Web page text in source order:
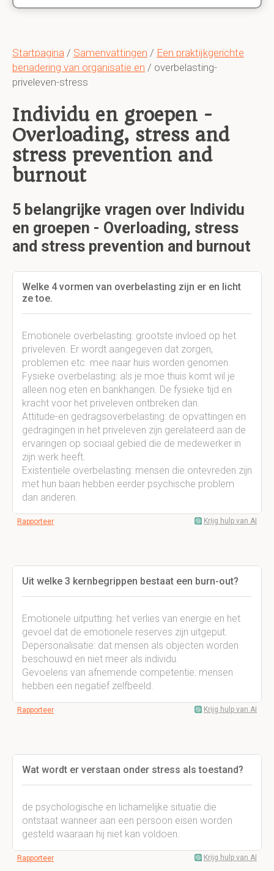
Startpagina / Samenvattingen / Een praktijkgerichte
benadering van organisatie en / overbelasting-
priveleven-stress
Individu en groepen -
Overloading, stress and
stress prevention and
burnout
5 belangrijke vragen over Individu
en groepen - Overloading, stress
and stress prevention and burnout
Welke 4 vormen van overbelasting zijn er en licht
ze toe.
Emotionele overbelasting: grootste invloed op het
priveleven. Er wordt aangegeven dat zorgen,
problemen etc. mee naar huis worden genomen.
Fysieke overbelasting: als je moe thuis komt wil je
alleen nog eten en bankhangen. De fysieke tijd en
kracht voor het priveleven ontbreken dan.
Attitude-en gedragsoverbelasting: de opvattingen en
gedragingen in het priveleven zijn gerelateerd aan de
ervaringen op sociaal gebied die de medewerker in
zijn werk heeft.
Existentiele overbelasting: mensen die ontevreden zijn
met hun baan hebben eerder psychische problem
dan anderen.
Rapporteer Krijg hulp van AI
Uit welke 3 kernbegrippen bestaat een burn-out?
Emotionele uitputting: het verlies van energie en het
gevoel dat de emotionele reserves zijn uitgeput.
Depersonalisatie: dat mensen als objecten worden
beschouwd en niet meer als individu.
Gevoelens van afnemende competentie: mensen
hebben een negatief zelfbeeld.
Rapporteer Krijg hulp van AI
Wat wordt er verstaan onder stress als toestand?
de psychologische en lichamelijke situatie die
ontstaat wanneer aan een persoon eisen worden
gesteld waaraan hij niet kan voldoen.
Rapporteer Krijg hulp van AI